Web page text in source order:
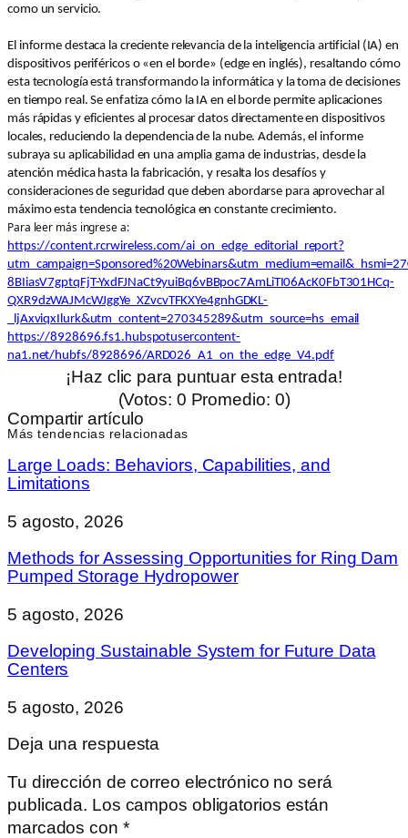
como un servicio.
El informe destaca la creciente relevancia de la inteligencia artificial (IA) en
dispositivos periféricos o «en el borde» (edge en inglés), resaltando cómo
esta tecnología está transformando la informática y la toma de decisiones
en tiempo real. Se enfatiza cómo la IA en el borde permite aplicaciones
más rápidas y eficientes al procesar datos directamente en dispositivos
locales, reduciendo la dependencia de la nube. Además, el informe
subraya su aplicabilidad en una amplia gama de industrias, desde la
atención médica hasta la fabricación, y resalta los desafíos y
consideraciones de seguridad que deben abordarse para aprovechar al
máximo esta tendencia tecnológica en constante crecimiento.
Para leer más ingrese a:
https://content.rcrwireless.com/ai_on_edge_editorial_report?
8BIiasV7gptqFjT-YxdFJNaCt9yuiBq6vBBpoc7AmLiTI06AcK0FbT301HCq-
QXR9dzWAJMcWJggYe_XZvcvTFKXYe4gnhGDKL-
_ljAxviqxIlurk&utm_content=270345289&utm_source=hs_email
https://8928696.fs1.hubspotusercontent-
na1.net/hubfs/8928696/ARD026_A1_on_the_edge_V4.pdf
¡Haz clic para puntuar esta entrada!
(Votos: 0 Promedio: 0)
Compartir artículo
Más tendencias relacionadas
Large Loads: Behaviors, Capabilities, and
Limitations
5 agosto, 2026
Methods for Assessing Opportunities for Ring Dam
Pumped Storage Hydropower
5 agosto, 2026
Developing Sustainable System for Future Data
Centers
5 agosto, 2026
Deja una respuesta
Tu dirección de correo electrónico no será
publicada. Los campos obligatorios están
marcados con *